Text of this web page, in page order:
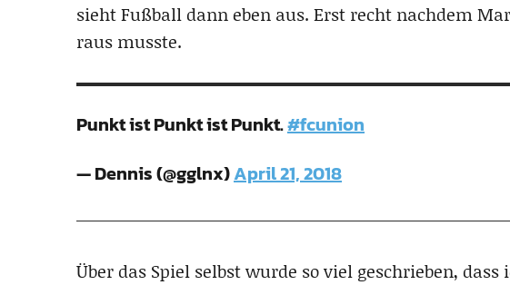
sieht Fußball dann eben aus. Erst recht nachdem
raus musste.
Punkt ist Punkt ist Punkt.#fcunion
— Dennis (@gglnx)April 21, 2018
Über das Spiel selbst wurde so viel geschrieben,